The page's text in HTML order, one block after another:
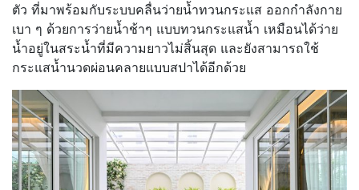
ตัว ที่มาพร้อมกับระบบคลื่นว่ายน้ำทวนกระแส ออกกำลังกาย
เบา ๆ ด้วยการว่ายน้ำช้าๆ แบบทวนกระแสน้ำ เหมือนได้ว่าย
น้ำอยู่ในสระน้ำที่มีความยาวไม่สิ้นสุด และยังสามารถใช้
กระแสน้ำนวดผ่อนคลายแบบสปาได้อีกด้วย